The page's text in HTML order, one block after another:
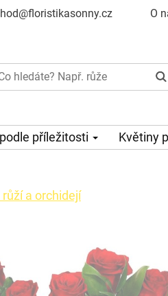
O
příležitosti Květiny
růží a orchidejí